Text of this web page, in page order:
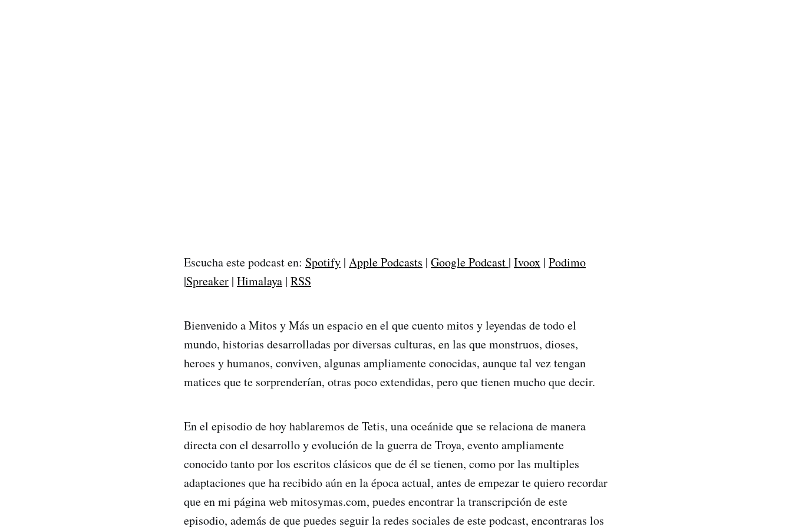
Escucha este podcast en: Spotify | Apple Podcasts | Google Podcast | Ivoox | Podimo
|Spreaker | Himalaya | RSS
Bienvenido a Mitos y Más un espacio en el que cuento mitos y leyendas de todo el
mundo, historias desarrolladas por diversas culturas, en las que monstruos, dioses,
heroes y humanos, conviven, algunas ampliamente conocidas, aunque tal vez tengan
matices que te sorprenderían, otras poco extendidas, pero que tienen mucho que decir.
En el episodio de hoy hablaremos de Tetis, una oceánide que se relaciona de manera
directa con el desarrollo y evolución de la guerra de Troya, evento ampliamente
conocido tanto por los escritos clásicos que de él se tienen, como por las multiples
adaptaciones que ha recibido aún en la época actual, antes de empezar te quiero recordar
que en mi página web mitosymas.com, puedes encontrar la transcripción de este
episodio, además de que puedes seguir la redes sociales de este podcast, encontraras los